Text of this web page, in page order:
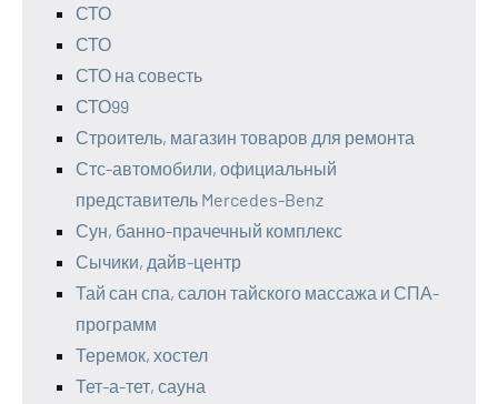
СТО
СТО
СТО на совесть
СТО99
Строитель, магазин товаров для ремонта
Стс-автомобили, официальный
представитель Mercedes-Benz
Сун, банно-прачечный комплекс
Сычики, дайв-центр
Тай сан спа, салон тайского массажа и СПА-
программ
Теремок, хостел
Тет-а-тет, сауна